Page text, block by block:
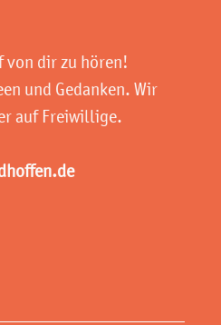
von dir zu hören!
und Gedanken. Wir
auf Freiwillige.